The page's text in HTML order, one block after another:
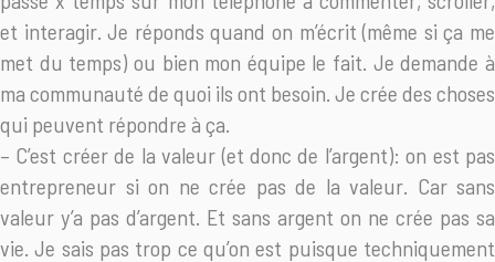
et interagir. Je réponds quand on m’écrit (même si ça me
met du temps) ou bien mon équipe le fait. Je demande à
ma communauté de quoi ils ont besoin. Je crée des choses
qui peuvent répondre à ça.
– C’est créer de la valeur (et donc de l’argent): on est pas
entrepreneur si on ne crée pas de la valeur. Car sans
valeur y’a pas d’argent. Et sans argent on ne crée pas sa
vie. Je sais pas trop ce qu’on est puisque techniquement